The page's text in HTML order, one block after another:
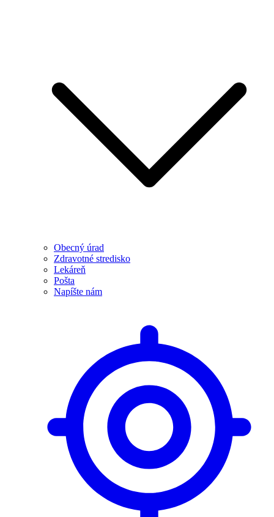
Obecný úrad
Zdravotné stredisko
Lekáreň
Pošta
Napíšte nám